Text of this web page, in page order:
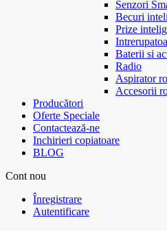
Senzori
Becuri
Prize
Baterii si
Radio
Aspirator
Accesorii
Producători
Oferte Speciale
Contactează-ne
Inchirieri copiatoare
BLOG
Cont nou
Înregistrare
Autentificare